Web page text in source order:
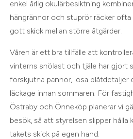
enkel årlig okulärbesiktning
hängrännor och stuprör räcker
gott skick mellan större åtgärder.
Våren är ett bra tillfälle att
vinterns snölast och tjäle har gjort
förskjutna pannor, lösa plåtdetaljer
läckage innan sommaren. För
Östraby och Önneköp planerar vi
besök, så att styrelsen slipper hålla
takets skick på egen hand.